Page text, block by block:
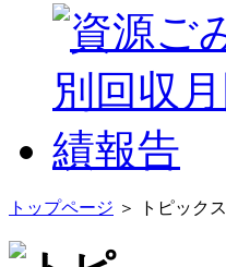
トップページ ＞ トピックス